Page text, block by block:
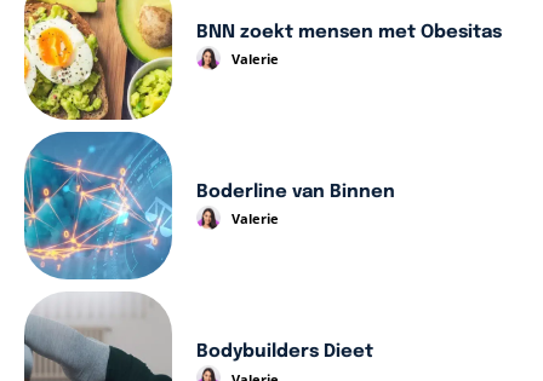
BNN zoekt mensen met Obesitas
Valerie
Boderline van Binnen
Valerie
Bodybuilders Dieet